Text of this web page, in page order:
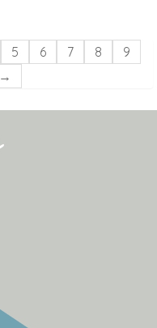
5 6 7 8
9
→